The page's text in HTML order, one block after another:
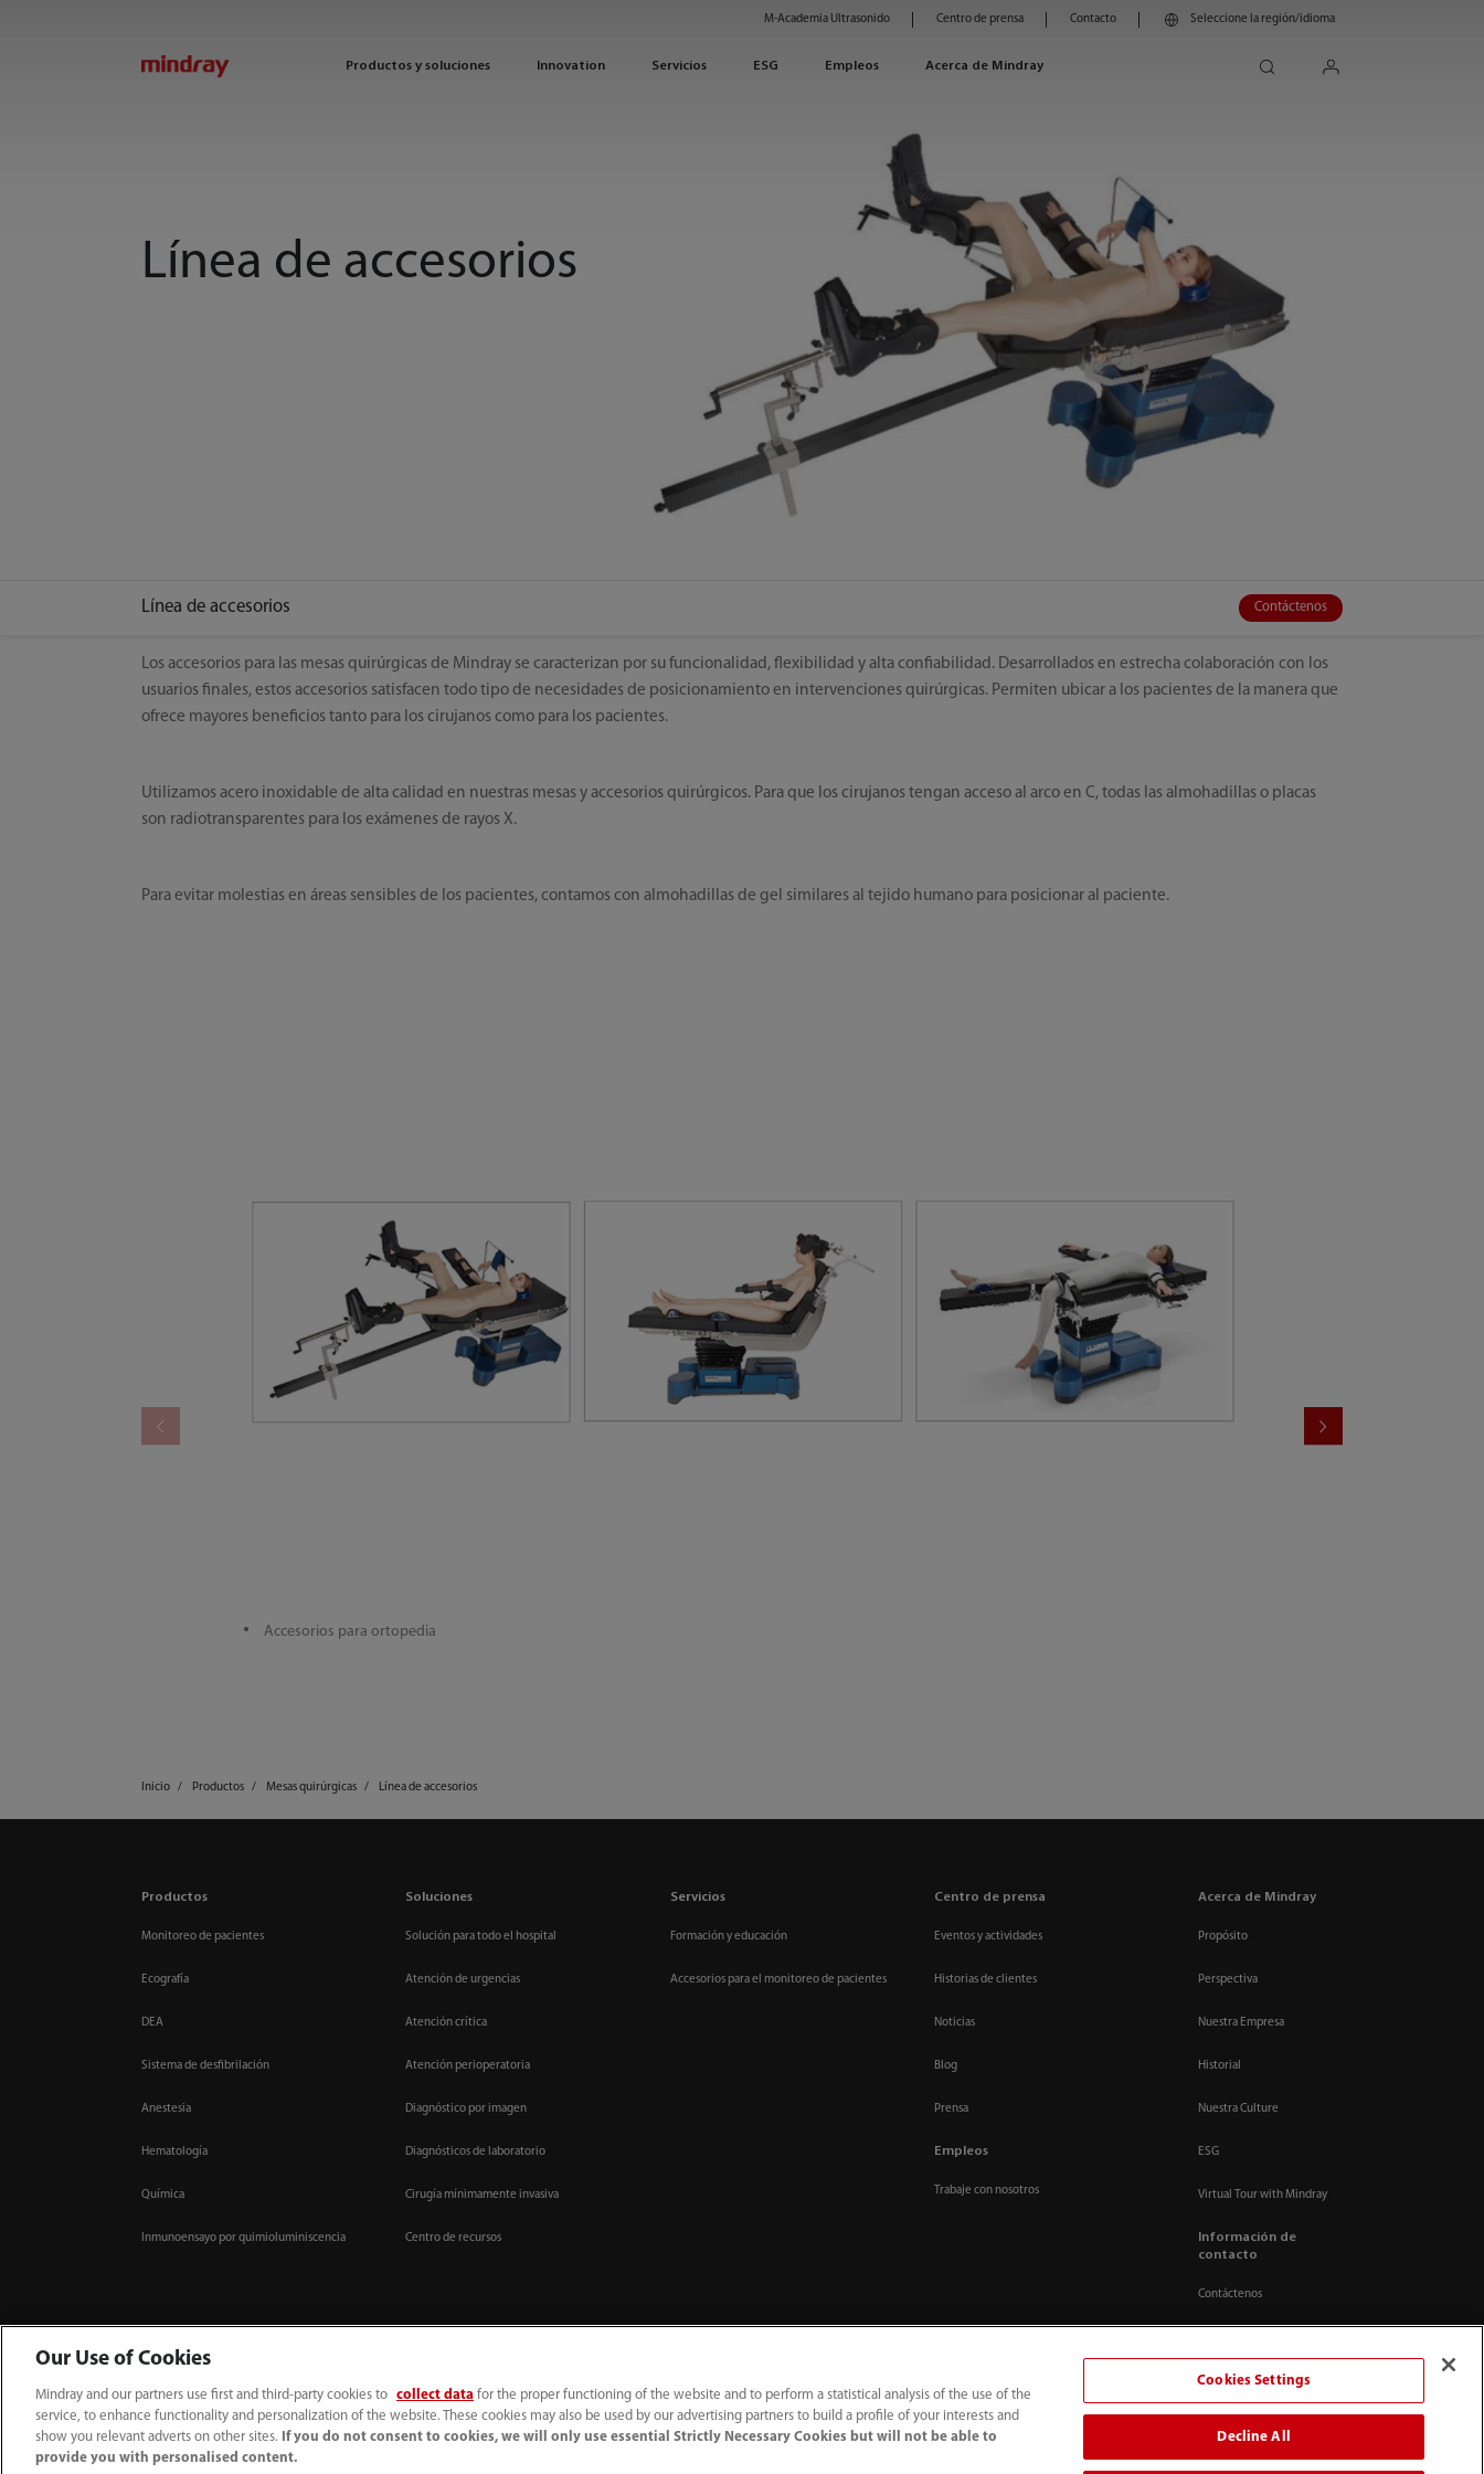
Productos y soluciones Innovation Servicios ESG Empleos Acerca de Mindray
M-Academia Ultrasonido Centro de prensa Contacto Seleccione la región/idioma
Línea de accesorios
Línea de accesorios Contáctenos
Los accesorios para las mesas quirúrgicas de Mindray se caracterizan por su funcionalidad, flexibilidad y alta confiabilidad. Desarrollados en estrecha colaboración con los
usuarios finales, estos accesorios satisfacen todo tipo de necesidades de posicionamiento en intervenciones quirúrgicas. Permiten ubicar a los pacientes de la manera que
ofrece mayores beneficios tanto para los cirujanos como para los pacientes.
Utilizamos acero inoxidable de alta calidad en nuestras mesas y accesorios quirúrgicos. Para que los cirujanos tengan acceso al arco en C, todas las almohadillas o placas
son radiotransparentes para los exámenes de rayos X.
Para evitar molestias en áreas sensibles de los pacientes, contamos con almohadillas de gel similares al tejido humano para posicionar al paciente.
Accesorios para ortopedia
Inicio Productos Mesas quirúrgicas Línea de accesorios
Productos
Monitoreo de pacientes
Ecografía
DEA
Sistema de desfibrilación
Anestesia
Hematología
Química
Inmunoensayo por quimioluminiscencia
Soluciones
Solución para todo el hospital
Atención de urgencias
Atención crítica
Atención perioperatoria
Diagnóstico por imagen
Diagnósticos de laboratorio
Cirugía mínimamente invasiva
Centro de recursos
Servicios
Formación y educación
Accesorios para el monitoreo de pacientes
Centro de prensa
Eventos y actividades
Historias de clientes
Noticias
Blog
Prensa
Empleos
Trabaje con nosotros
Acerca de Mindray
Propósito
Perspectiva
Nuestra Empresa
Historial
Nuestra Culture
ESG
Virtual Tour with Mindray
Información de
contacto
Contáctenos
52 55 5661 9450 intl-market@mindray.com
Condiciones de uso
Our Use of Cookies
Mindray and our partners use first and third-party cookies to collect data for the proper functioning of the website and to perform a statistical analysis of the use of the
service, to enhance functionality and personalization of the website. These cookies may also be used by our advertising partners to build a profile of your interests and
show you relevant adverts on other sites.
If you do not consent to cookies, we will only use essential Strictly Necessary Cookies but will not be able to
provide you with personalised content.
Cookies Settings
Decline All